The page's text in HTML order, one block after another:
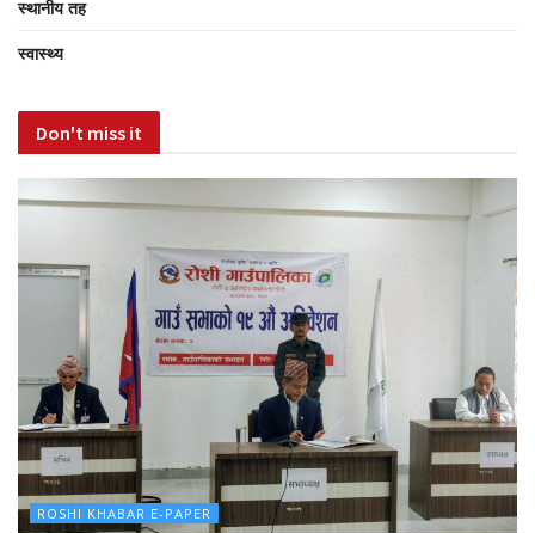
स्थानीय तह
स्वास्थ्य
Don't miss it
ROSHI KHABAR E-PAPER